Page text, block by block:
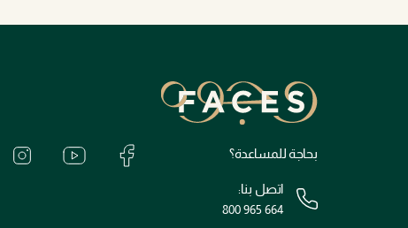
بحاجة للمساعدة؟
اتصل بنا:
800 965 664